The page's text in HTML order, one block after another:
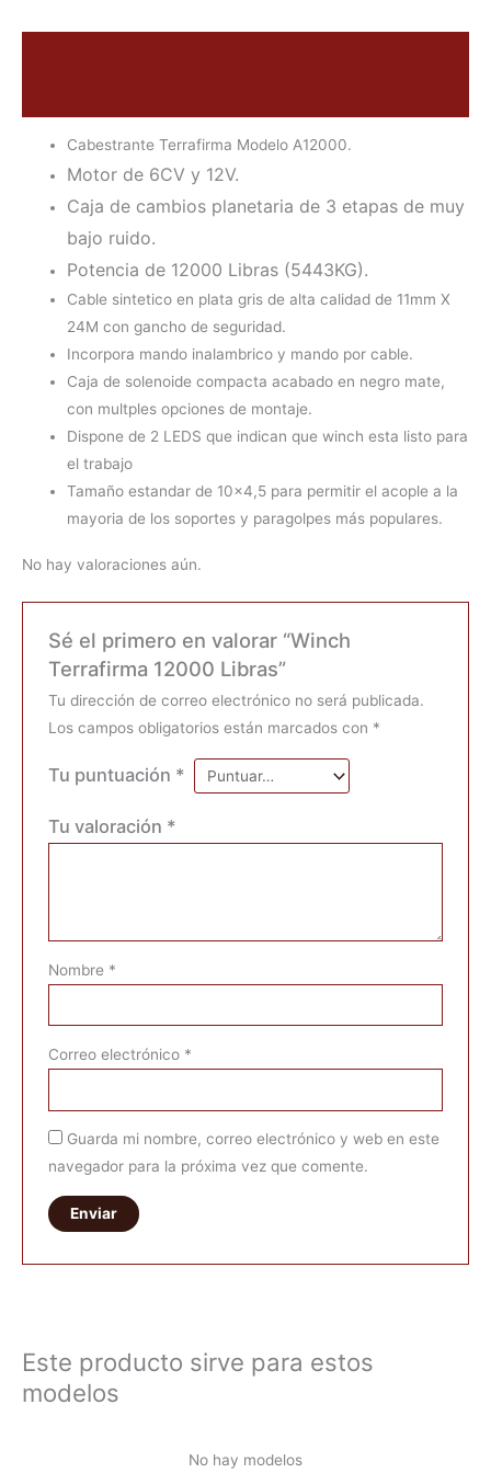
Cabestrante Terrafirma Modelo A12000.
Motor de 6CV y 12V.
Caja de cambios planetaria de 3 etapas de muy
bajo ruido.
Potencia de 12000 Libras (5443KG).
Cable sintetico en plata gris de alta calidad de 11mm X
24M con gancho de seguridad.
Incorpora mando inalambrico y mando por cable.
Caja de solenoide compacta acabado en negro mate,
con multples opciones de montaje.
Dispone de 2 LEDS que indican que winch esta listo para
el trabajo
Tamaño estandar de 10×4,5 para permitir el acople a la
mayoria de los soportes y paragolpes más populares.
No hay valoraciones aún.
Sé el primero en valorar “Winch
Terrafirma 12000 Libras”
Tu dirección de correo electrónico no será publicada.
Los campos obligatorios están marcados con *
Tu puntuación *
Tu valoración *
Nombre *
Correo electrónico *
Guarda mi nombre, correo electrónico y web en este
navegador para la próxima vez que comente.
Este producto sirve para estos
modelos
No hay modelos